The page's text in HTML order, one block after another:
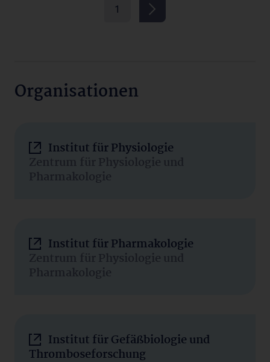
1
Organisationen
Institut für Physiologie
Zentrum für Physiologie und
Pharmakologie
Institut für Pharmakologie
Zentrum für Physiologie und
Pharmakologie
Institut für Gefäßbiologie und
Thromboseforschung